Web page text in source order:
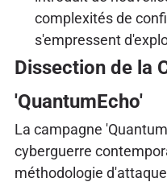
complexités de
s'empressent
Dissection de la
'QuantumEcho'
La campagne
cyberguerre
méthodologie